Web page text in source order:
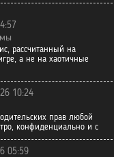
рассчитанный на
а не на хаотичные
10:24
прав любой
конфиденциально и с
05:59